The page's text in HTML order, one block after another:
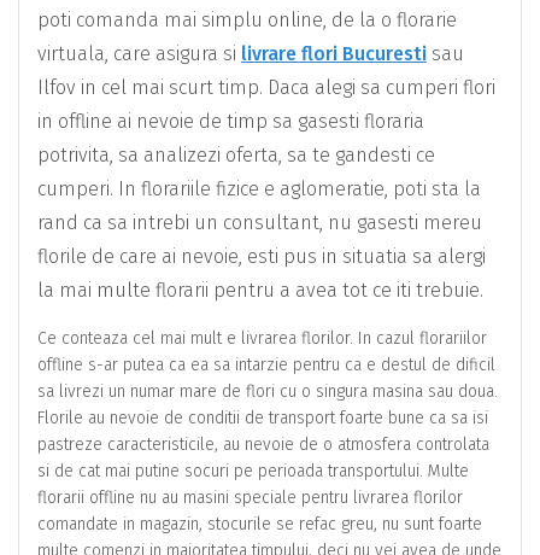
poti comanda mai simplu online, de la o florarie
virtuala, care asigura si livrare flori Bucuresti sau
Ilfov in cel mai scurt timp. Daca alegi sa cumperi flori
in offline ai nevoie de timp sa gasesti floraria
potrivita, sa analizezi oferta, sa te gandesti ce
cumperi. In florariile fizice e aglomeratie, poti sta la
rand ca sa intrebi un consultant, nu gasesti mereu
florile de care ai nevoie, esti pus in situatia sa alergi
la mai multe florarii pentru a avea tot ce iti trebuie.
Ce conteaza cel mai mult e livrarea florilor. In cazul florariilor
offline s-ar putea ca ea sa intarzie pentru ca e destul de dificil
sa livrezi un numar mare de flori cu o singura masina sau doua.
Florile au nevoie de conditii de transport foarte bune ca sa isi
pastreze caracteristicile, au nevoie de o atmosfera controlata
si de cat mai putine socuri pe perioada transportului. Multe
florarii offline nu au masini speciale pentru livrarea florilor
comandate in magazin, stocurile se refac greu, nu sunt foarte
multe comenzi in majoritatea timpului, deci nu vei avea de unde